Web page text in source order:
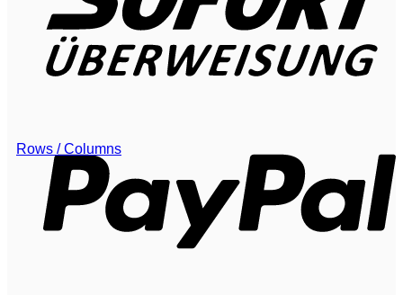
Rows / Columns